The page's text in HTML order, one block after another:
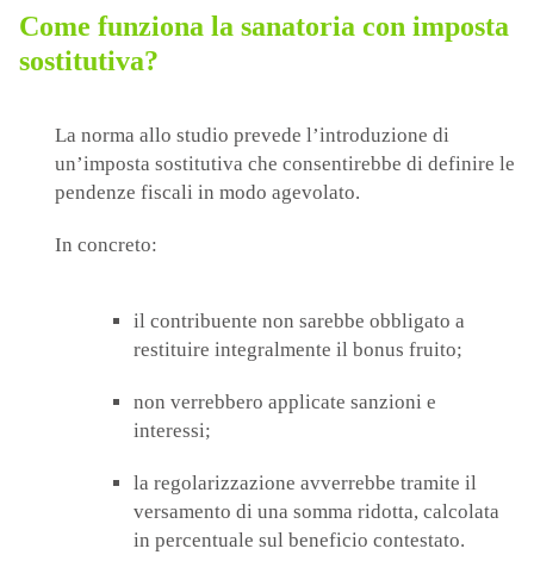
Come funziona la sanatoria con imposta
sostitutiva?
La norma allo studio prevede l’introduzione di
un’imposta sostitutiva che consentirebbe di definire le
pendenze fiscali in modo agevolato.
In concreto:
il contribuente non sarebbe obbligato a
restituire integralmente il bonus fruito;
non verrebbero applicate sanzioni e
interessi;
la regolarizzazione avverrebbe tramite il
versamento di una somma ridotta, calcolata
in percentuale sul beneficio contestato.